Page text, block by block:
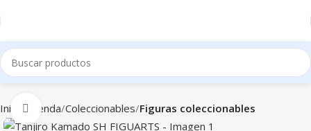
Inicio Tienda Coleccionables Figuras coleccionables
Clic para ampliar